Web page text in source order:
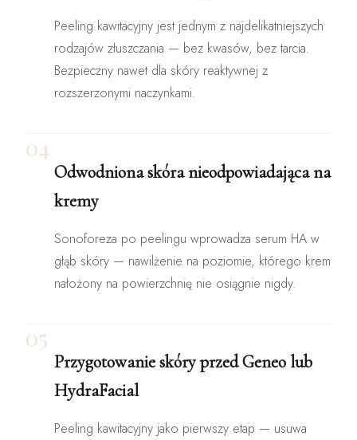
Peeling kawitacyjny jest jednym z najdelikatniejszych
rodzajów złuszczania — bez kwasów, bez tarcia.
Bezpieczny nawet dla skóry reaktywnej z
rozszerzonymi naczynkami.
04
Odwodniona skóra nieodpowiadająca na
kremy
Sonoforeza po peelingu wprowadza serum HA w
głąb skóry — nawilżenie na poziomie, którego krem
nałożony na powierzchnię nie osiągnie nigdy.
05
Przygotowanie skóry przed Geneo lub
HydraFacial
Peeling kawitacyjny jako pierwszy etap — usuwa